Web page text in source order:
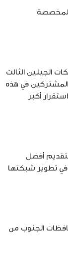
المخصصة
الجيلين الثالث
في هذه
أكبر
أفضل
في تطوير شبكتها
الجنوب من